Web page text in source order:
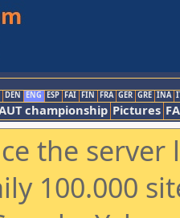
DEN ENG ESP FAI FIN FRA GER GRE INA
championship Pictures
the
100.000